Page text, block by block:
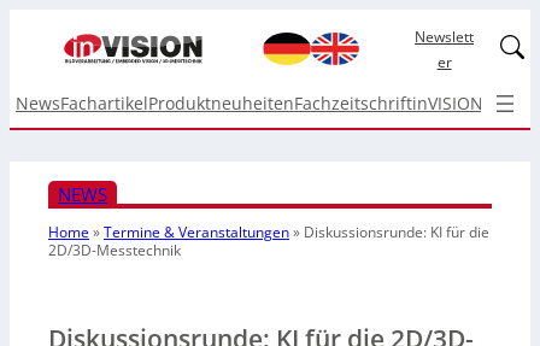
Newslett
er
NewsFachartikelProduktneuheitenFachzeitschriftinVISION Top
NEWS
Home»Termine & Veranstaltungen» Diskussionsrunde: KI für die
2D/3D-Messtechnik
Diskussionsrunde: KI für die 2D/3D-